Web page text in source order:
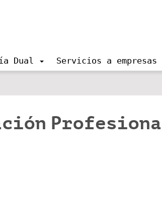
Dual Servicios a empresas